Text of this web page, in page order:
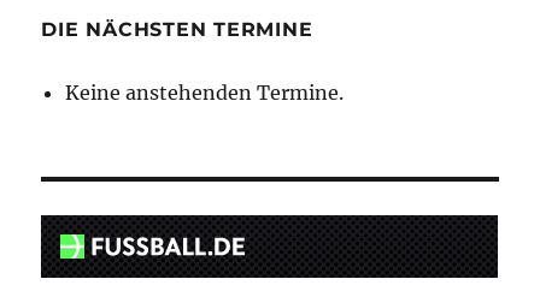
DIE NÄCHSTEN TERMINE
Keine anstehenden Termine.